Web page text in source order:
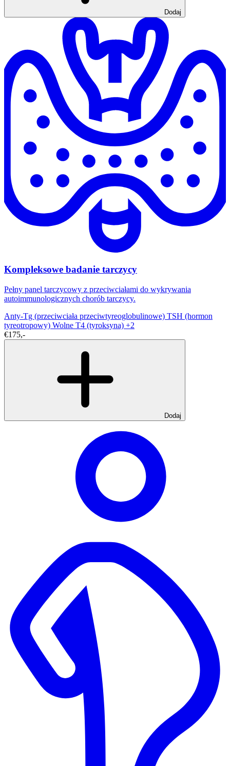
Dodaj
Kompleksowe badanie tarczycy
Pełny panel tarczycowy z przeciwciałami do wykrywania
autoimmunologicznych chorób tarczycy.
Anty-Tg (przeciwciała przeciwtyreoglobulinowe) TSH (hormon
tyreotropowy) Wolne T4 (tyroksyna) +2
€175,-
Dodaj